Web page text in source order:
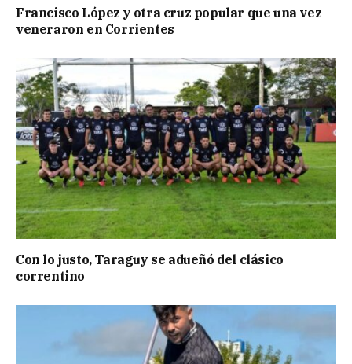
Francisco López y otra cruz popular que una vez
veneraron en Corrientes
Con lo justo, Taraguy se adueñó del clásico
correntino